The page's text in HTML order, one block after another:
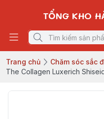
TỔNG KHO
Trang chủ Chăm sóc sắc
The Collagen Luxerich